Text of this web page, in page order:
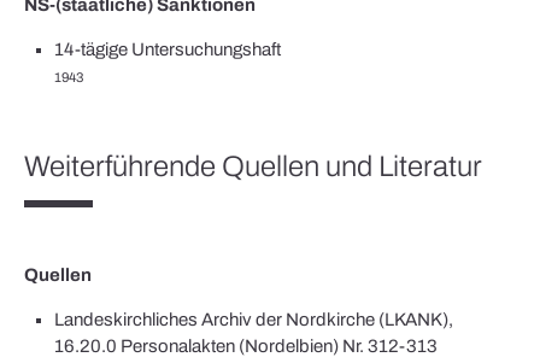
NS-(staatliche) Sanktionen
14-tägige Untersuchungshaft
1943
Weiterführende Quellen und Literatur
Quellen
Landeskirchliches Archiv der Nordkirche (LKANK),
16.20.0 Personalakten (Nordelbien) Nr. 312-313